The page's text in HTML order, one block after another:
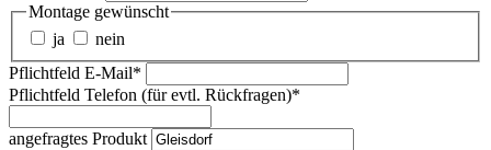
Montage gewünscht
ja
nein
Pflichtfeld E-Mail*
Pflichtfeld Telefon (für evtl. Rückfragen)*
angefragtes Produkt